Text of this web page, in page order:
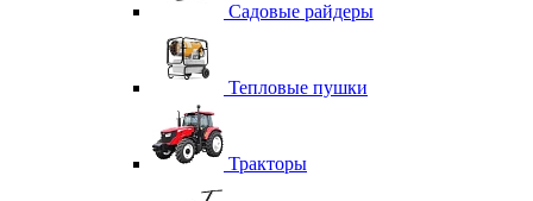
Садовые райдеры
Тепловые пушки
Тракторы